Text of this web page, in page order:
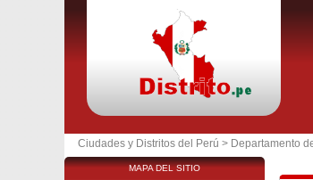
Ciudades y Distritos del Perú > Departamento
MAPA DEL SITIO